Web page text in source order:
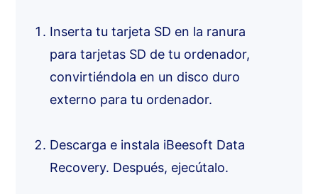
Inserta tu tarjeta SD en la ranura
para tarjetas SD de tu ordenador,
convirtiéndola en un disco duro
externo para tu ordenador.
Descarga e instala iBeesoft Data
Recovery. Después, ejecútalo.